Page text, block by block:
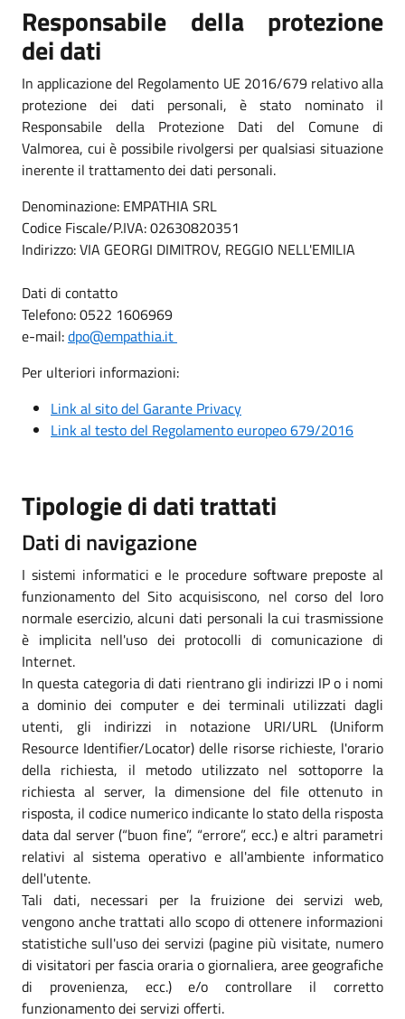
Responsabile della protezione
dei dati
In applicazione del Regolamento UE 2016/679 relativo alla
protezione dei dati personali, è stato nominato il
Responsabile della Protezione Dati del Comune di
Valmorea, cui è possibile rivolgersi per qualsiasi situazione
inerente il trattamento dei dati personali.
Denominazione: EMPATHIA SRL
Codice Fiscale/P.IVA: 02630820351
Indirizzo: VIA GEORGI DIMITROV, REGGIO NELL'EMILIA
Dati di contatto
Telefono: 0522 1606969
e-mail:dpo@empathia.it
Per ulteriori informazioni:
Link al sito del Garante Privacy
Link al testo del Regolamento europeo 679/2016
Tipologie di dati trattati
Dati di navigazione
I sistemi informatici e le procedure software preposte al
funzionamento del Sito acquisiscono, nel corso del loro
normale esercizio, alcuni dati personali la cui trasmissione
è implicita nell'uso dei protocolli di comunicazione di
Internet.
In questa categoria di dati rientrano gli indirizzi IP o i nomi
a dominio dei computer e dei terminali utilizzati dagli
utenti, gli indirizzi in notazione URI/URL (Uniform
Resource Identifier/Locator) delle risorse richieste, l'orario
della richiesta, il metodo utilizzato nel sottoporre la
richiesta al server, la dimensione del file ottenuto in
risposta, il codice numerico indicante lo stato della risposta
data dal server (“buon fine”, “errore”, ecc.) e altri parametri
relativi al sistema operativo e all'ambiente informatico
dell'utente.
Tali dati, necessari per la fruizione dei servizi web,
vengono anche trattati allo scopo di ottenere informazioni
statistiche sull'uso dei servizi (pagine più visitate, numero
di visitatori per fascia oraria o giornaliera, aree geografiche
di provenienza, ecc.) e/o controllare il corretto
funzionamento dei servizi offerti.